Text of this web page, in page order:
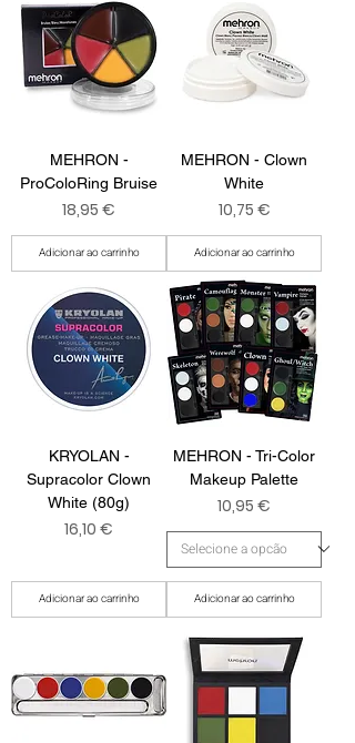
MEHRON -
ProColoRing Bruise
Preço
18,95 €
Adicionar ao carrinho
MEHRON - Clown
White
Preço
10,75 €
Adicionar ao carrinho
KRYOLAN -
Supracolor Clown
White (80g)
Preço
16,10 €
Adicionar ao carrinho
MEHRON - Tri-Color
Makeup Palette
Preço
10,95 €
Adicionar ao carrinho